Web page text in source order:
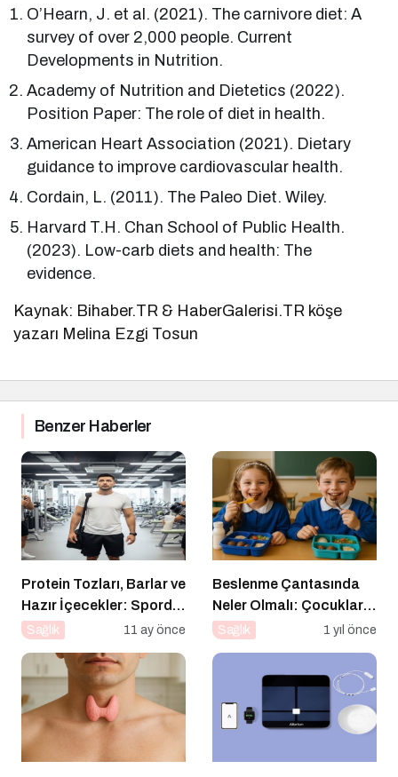
O’Hearn, J. et al. (2021). The carnivore diet: A
survey of over 2,000 people. Current
Developments in Nutrition.
Academy of Nutrition and Dietetics (2022).
Position Paper: The role of diet in health.
American Heart Association (2021). Dietary
guidance to improve cardiovascular health.
Cordain, L. (2011). The Paleo Diet. Wiley.
Harvard T.H. Chan School of Public Health.
(2023). Low-carb diets and health: The
evidence.
Kaynak: Bihaber.TR & HaberGalerisi.TR köşe
yazarı Melina Ezgi Tosun
Benzer Haberler
Protein Tozları, Barlar ve
Hazır İçecekler: Sporda
Takviye mi, Tuzak mı?
Sağlık 11 ay önce
Beslenme Çantasında
Neler Olmalı: Çocuklar
İçin Lezzetli ve Dengeli
Sağlık 1 yıl önce